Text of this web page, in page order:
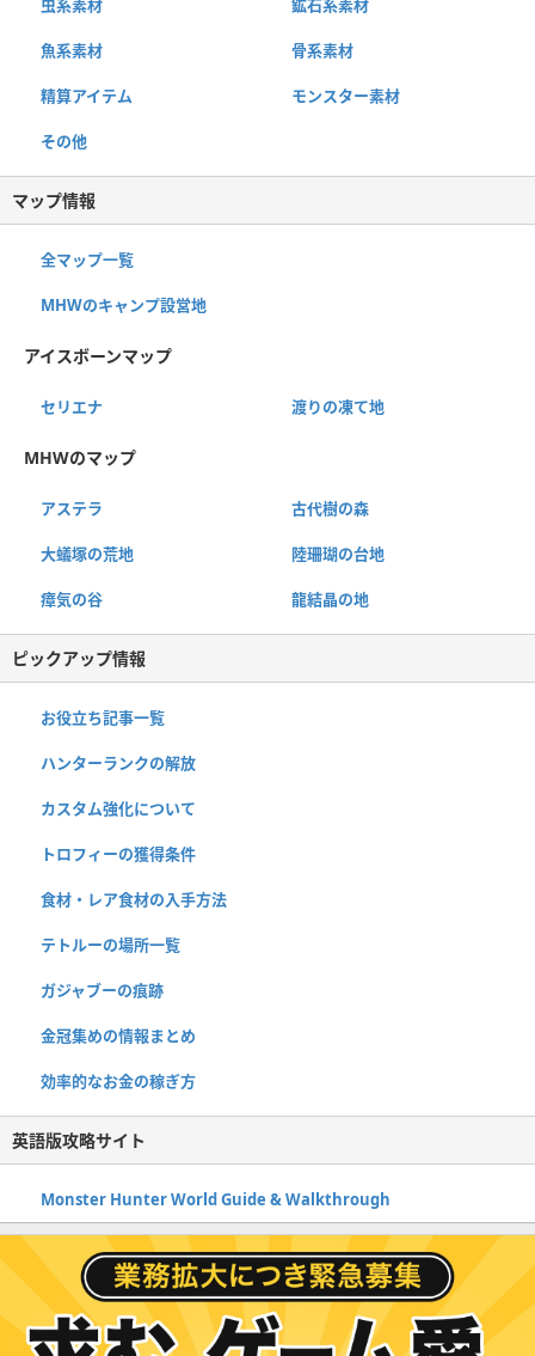
虫系素材 鉱石系素材
魚系素材 骨系素材
精算アイテム モンスター素材
その他
マップ情報
全マップ一覧
MHWのキャンプ設営地
アイスボーンマップ
セリエナ 渡りの凍て地
MHWのマップ
アステラ 古代樹の森
大蟻塚の荒地 陸珊瑚の台地
瘴気の谷 龍結晶の地
ピックアップ情報
お役立ち記事一覧
ハンターランクの解放
カスタム強化について
トロフィーの獲得条件
食材・レア食材の入手方法
テトルーの場所一覧
ガジャブーの痕跡
金冠集めの情報まとめ
効率的なお金の稼ぎ方
英語版攻略サイト
Monster Hunter World Guide & Walkthrough